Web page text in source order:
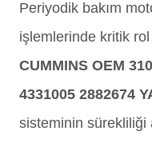
Periyodik bakım
işlemlerinde kritik
CUMMINS OEM
4331005 2882674
sisteminin sürekliliği